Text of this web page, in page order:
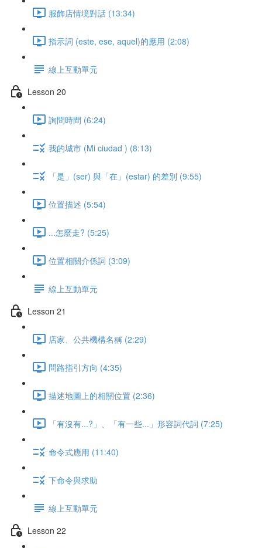
服飾店情境對話 (13:34)
指示詞 (este, ese, aquel)的應用 (2:08)
線上互動單元
Lesson 20
詢問時間 (6:24)
我的城市 (Mi ciudad ) (8:13)
「是」(ser) 與「在」(estar) 的差別 (9:55)
位置描述 (5:54)
...怎麼走? (5:25)
位置相關介係詞 (3:09)
線上互動單元
Lesson 21
店家、公共機構名稱 (2:29)
問路指引方向 (4:35)
描述地圖上的相關位置 (2:36)
「有沒有...?」、「有一些...」形容詞代詞 (7:25)
命令式應用 (11:40)
下命令與求助
線上互動單元
Lesson 22